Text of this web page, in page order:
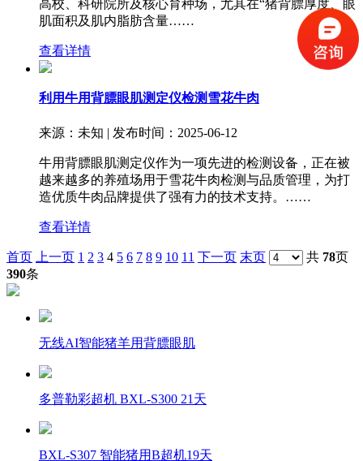
高校、科研院所及核心育种场，尤其在“猪背膘厚度、眼
肌面积及肌内脂肪含量……
查看详情
利用牛用背膘眼肌测定仪检测雪花牛肉
来源：未知 | 发布时间：2025-06-12
牛用背膘眼肌测定仪作为一项先进的检测设备，正在被
越来越多的养殖场用于雪花牛肉检测与品质管理，为打
造优质牛肉品牌提供了强有力的技术支持。……
查看详情
首页 上一页 1 2 3 4 5 6 7 8 9 10 11 下一页 末页 共 78页
390条
无线AI智能猪羊用背膘眼肌
多普勒彩超机 BXL-S300 21天
BXL-S307 智能猪用B超机19天